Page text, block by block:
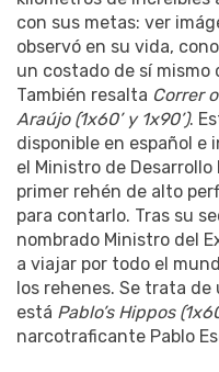
con sus metas: ver
observó en su vida,
un costado de sí mismo
También resalta Correr
Araújo (1x60’ y 1x90’).
disponible en español e
el Ministro de
primer rehén de alto
para contarlo. Tras su
nombrado Ministro del
a viajar por todo el
los rehenes. Se trata
está Pablo’s Hippos
narcotraficante Pablo